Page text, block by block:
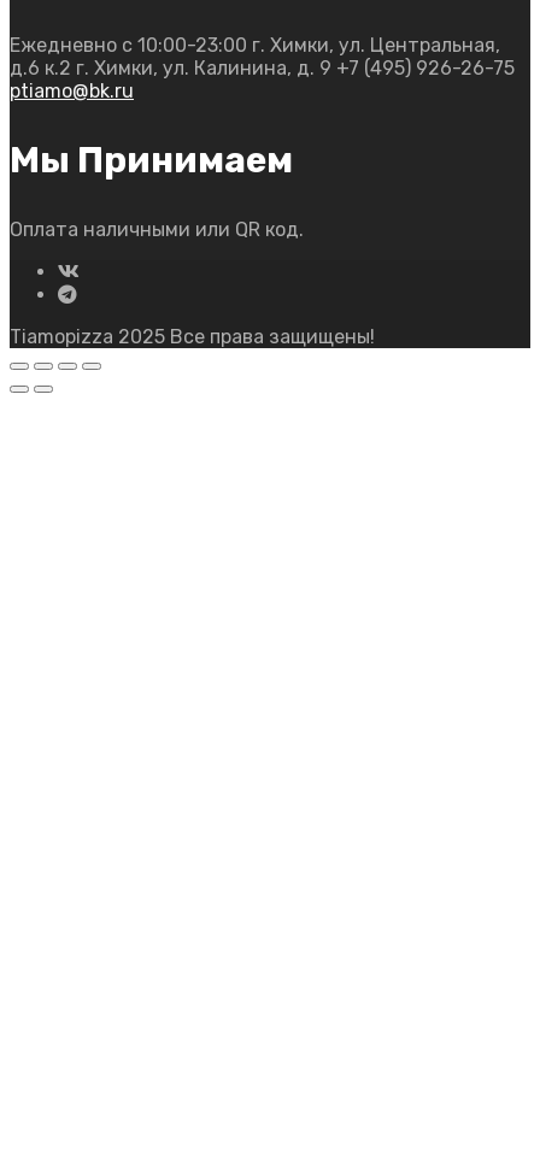
Ежедневно с 10:00-23:00 г. Химки, ул. Центральная,
д.6 к.2 г. Химки, ул. Калинина, д. 9 +7 (495) 926-26-75
ptiamo@bk.ru
Мы Принимаем
Оплата наличными или QR код.
Tiamopizza 2025 Все права защищены!